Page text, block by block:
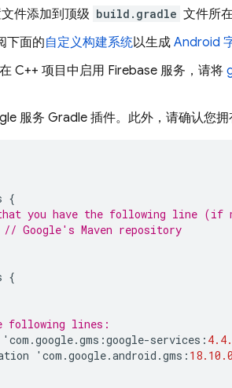
件添加到顶级 build.gradle 文件所
下面的自定义构建系统以生成 Android
C++ 项目中启用 Firebase 服务，请将
服务 Gradle 插件。此外，请确认您拥
{
you have the following line
// Google's Maven repository
{
following lines:
' com .google.gms :google-services :
' com .google.android .gms : 18.10.0